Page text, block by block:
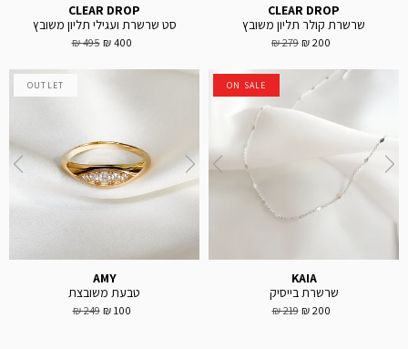
CLEAR DROP
שרשרת קולר תליון משובץ
200 ₪
279 ₪
CLEAR DROP
סט שרשרת ועגילי תליון משובץ
400 ₪
495 ₪
ON SALE
KAIA
שרשרת בייסיק
200 ₪
219 ₪
OUTLET
AMY
טבעת משובצת
100 ₪
249 ₪